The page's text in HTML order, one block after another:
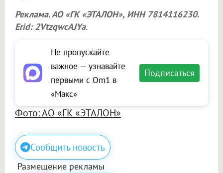
Реклама. АО «ГК «ЭТАЛОН», ИНН 7814116230.
Erid: 2VtzqwcAJYa.
Не пропускайте
важное — узнавайте
первыми с Om1 в
«Макс»
Подписаться
Фото: АО «ГК «ЭТАЛОН»
Сообщить новость
Размещение рекламы